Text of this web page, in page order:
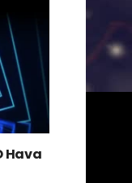
Hava